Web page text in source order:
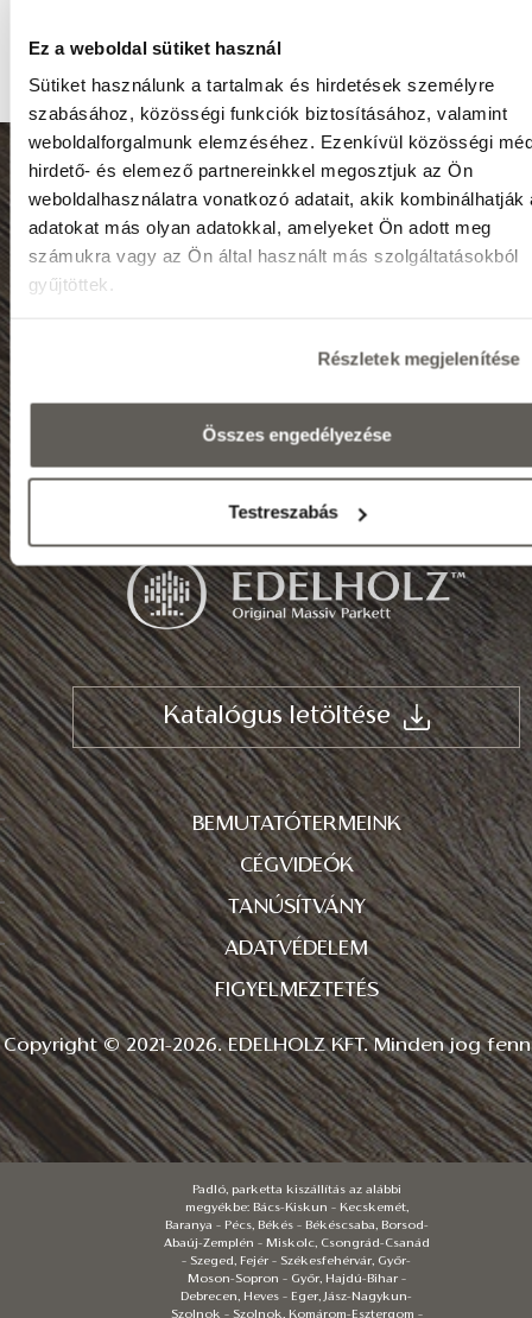
Ez a weboldal sütiket használ
Sütiket használunk a tartalmak és hirdetések személyre
szabásához, közösségi funkciók biztosításához, valamint
weboldalforgalmunk elemzéséhez. Ezenkívül közösségi
hirdető- és elemező partnereinkkel megosztjuk az Ön
weboldalhasználatra vonatkozó adatait, akik kombinálhatják
adatokat más olyan adatokkal, amelyeket Ön adott meg
számukra vagy az Ön által használt más szolgáltatásokból
gyűjtöttek.
Részletek megjelenítése
Összes engedélyezése
Testreszabás
rendelkezésére.
8999 Zalalövő, Egerági út (Ipari park)
Tel.: (+36) 92 571 028
Bemutatótermek
Katalógus letöltése
BEMUTATÓTERMEINK
CÉGVIDEÓK
TANÚSÍTVÁNY
ADATVÉDELEM
FIGYELMEZTETÉS
Copyright © 2021-2026. EDELHOLZ KFT. Minden jog
Padló, parketta kiszállítás az alábbi
megyékbe: Bács-Kiskun – Kecskemét,
Baranya – Pécs, Békés – Békéscsaba, Borsod-
Abaúj-Zemplén – Miskolc, Csongrád-Csanád
– Szeged, Fejér – Székesfehérvár, Győr-
Moson-Sopron – Győr, Hajdú-Bihar –
Debrecen, Heves – Eger, Jász-Nagykun-
Szolnok – Szolnok, Komárom-Esztergom –